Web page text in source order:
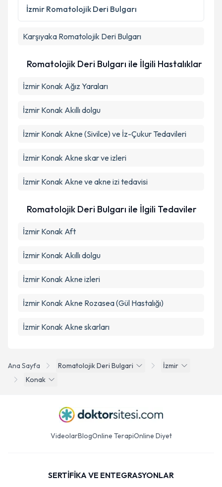
Metni
'ni okudum ve kişisel verilerimin belirtilen
kapsamda işlenmesini kabul ediyorum.
Ana Sayfa Romatolojik Deri Bulgari
İzmir
Konak
İzmir Romatolojik Deri Bulgarı
Karşıyaka Romatolojik Deri Bulgarı
Romatolojik Deri Bulgarı ile İlgili Hastalıklar
İzmir Konak Ağız Yaraları
İzmir Konak Akıllı dolgu
İzmir Konak Akne (Sivilce) ve İz-Çukur Tedavileri
İzmir Konak Akne skar ve izleri
İzmir Konak Akne ve akne izi tedavisi
Romatolojik Deri Bulgarı ile İlgili Tedaviler
İzmir Konak Aft
İzmir Konak Akıllı dolgu
İzmir Konak Akne izleri
İzmir Konak Akne Rozasea (Gül Hastalığı)
İzmir Konak Akne skarları
VideolarBlogOnline TerapiOnline Diyet
SERTİFİKA VE ENTEGRASYONLAR